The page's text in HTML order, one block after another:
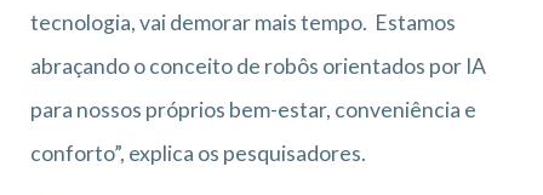
tecnologia, vai demorar mais tempo. Estamos
abraçando o conceito de robôs orientados por IA
para nossos próprios bem-estar, conveniência e
conforto”, explica os pesquisadores.